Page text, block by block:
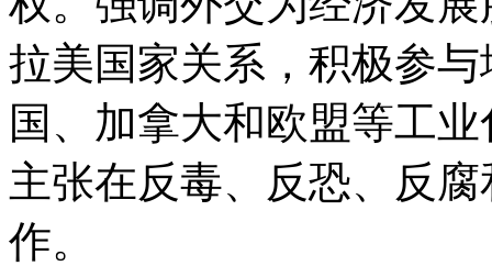
拉美国家关系，积极参
国、加拿大和欧盟等工
主张在反毒、反恐、反
作。